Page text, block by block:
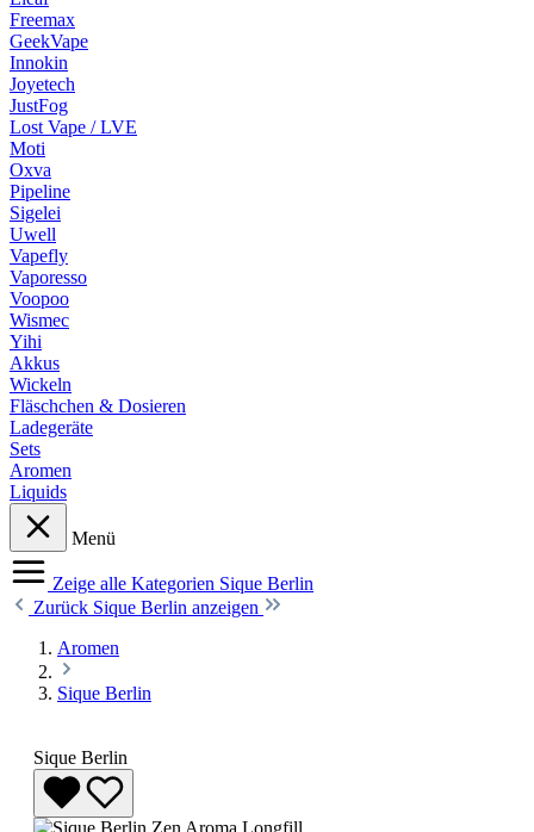
Freemax
GeekVape
Innokin
Joyetech
JustFog
Lost Vape / LVE
Moti
Oxva
Pipeline
Sigelei
Uwell
Vapefly
Vaporesso
Voopoo
Wismec
Yihi
Akkus
Wickeln
Fläschchen & Dosieren
Ladegeräte
Sets
Aromen
Liquids
Menü
Zeige alle Kategorien Sique Berlin
Zurück Sique Berlin anzeigen
Aromen
Sique Berlin
Sique Berlin